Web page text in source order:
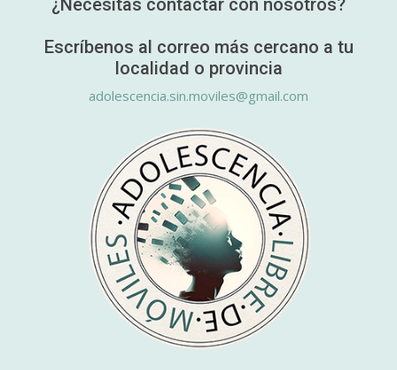
¿Necesitas contactar con nosotros?
Escríbenos al correo más cercano a tu
localidad o provincia
adolescencia.sin.moviles@gmail.com